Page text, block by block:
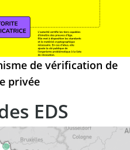
de vérification de
privée
EDS